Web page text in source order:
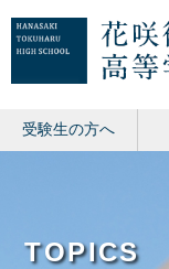
受験生の方へ
TOPICS